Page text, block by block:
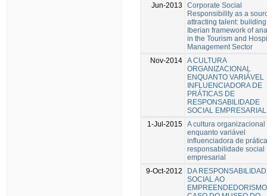
Jun-2013
Corporate Social
Responsibility as a
attracting talent:
Iberian framework of
in the Tourism and
Management Sector
Nov-2014 A CULTURA
ORGANIZACIONAL
ENQUANTO VARIÁVEL
INFLUENCIADORA DE
PRÁTICAS DE
RESPONSABILIDADE
SOCIAL EMPRESARIAL
1-Jul-2015 A cultura organizacional
enquanto variável
influenciadora de
responsabilidade social
empresarial
9-Oct-2012
DA
SOCIAL AO